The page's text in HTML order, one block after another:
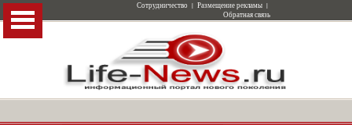
Сотрудничество | Размещение рекламы |
Обратная связь